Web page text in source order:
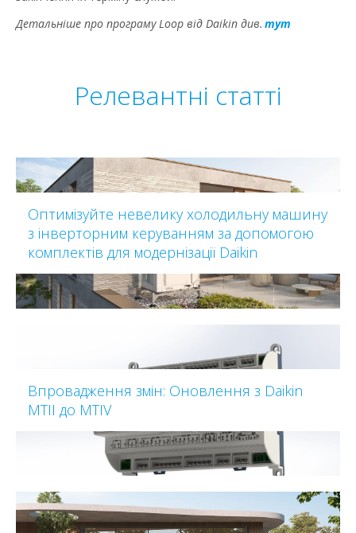
Детальніше про програму Loop від Daikin див. тут
Релевантні статті
Оптимізуйте невелику холодильну машину
з інверторним керуванням за допомогою
комплектів для модернізації Daikin
Впровадження змін: Оновлення з Daikin
MTII до MTIV